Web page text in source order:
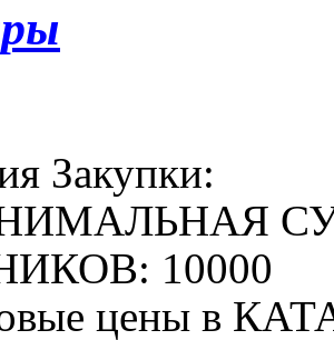
Закупки:
10000
цены в